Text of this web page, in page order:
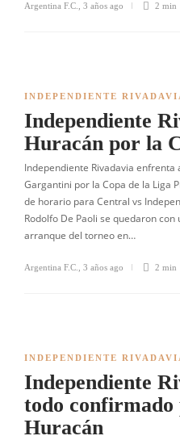
Argentina F.C. 3 años ago 2 min
INDEPENDIENTE
Independiente
Huracán por la
Independiente Rivadavia
Gargantini por la Copa de la Liga
de horario para Central vs
Rodolfo De Paoli se quedaron
arranque del torneo en…
Argentina F.C. 3 años ago 2 min
INDEPENDIENTE
Independiente
todo
Huracán